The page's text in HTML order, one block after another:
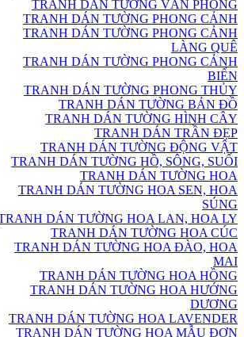
TRANH DÁN TƯỜNG VĂN PHÒNG
TRANH DÁN TƯỜNG PHONG CẢNH
TRANH DÁN TƯỜNG PHONG CẢNH
LÀNG QUÊ
TRANH DÁN TƯỜNG PHONG CẢNH
BIỂN
TRANH DÁN TƯỜNG PHONG THỦY
TRANH DÁN TƯỜNG BẢN ĐỒ
TRANH DÁN TƯỜNG HÌNH CÂY
TRANH DÁN TRẦN ĐẸP
TRANH DÁN TƯỜNG ĐỘNG VẬT
TRANH DÁN TƯỜNG HỒ, SÔNG, SUỐI
TRANH DÁN TƯỜNG HOA
TRANH DÁN TƯỜNG HOA SEN, HOA
SÚNG
DÁN TƯỜNG HOA LAN, HOA LY
TRANH DÁN TƯỜNG HOA CÚC
TRANH DÁN TƯỜNG HOA ĐÀO, HOA
MAI
TRANH DÁN TƯỜNG HOA HỒNG
TRANH DÁN TƯỜNG HOA HƯỚNG
DƯƠNG
TRANH DÁN TƯỜNG HOA LAVENDER
TRANH DÁN TƯỜNG HOA MẪU ĐƠN